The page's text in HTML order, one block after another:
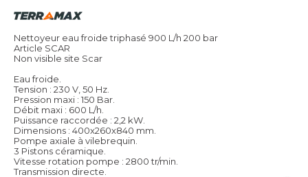
Nettoyeur eau froide triphasé 900 L/h 200 bar
Article SCAR
Non visible site Scar
Eau froide.
Tension : 230 V, 50 Hz.
Pression maxi : 150 Bar.
Débit maxi : 600 L/h.
Puissance raccordée : 2,2 kW.
Dimensions : 400x260x840 mm.
Pompe axiale à vilebrequin.
3 Pistons céramique.
Vitesse rotation pompe : 2800 tr/min.
Transmission directe.